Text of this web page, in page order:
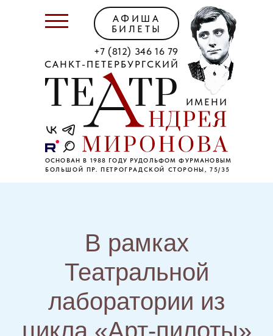
САНКТ-ПЕТЕРБУРГСКИЙ
ИМЕНИ
ОСНОВАН В 1988 ГОДУ РУДОЛЬФОМ ФУРМАНОВЫМ
+7 (812) 346 16 79
БОЛЬШОЙ ПР. ПЕТРОГРАДСКОЙ СТОРОНЫ, 75/35
АФИША
БИЛЕТЫ
В рамках
Театральной
лаборатории из
цикла «Арт-пилоты»